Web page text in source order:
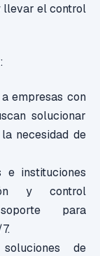
llevar el control
empresas con
solucionar
necesidad de
e instituciones
y control
para
de